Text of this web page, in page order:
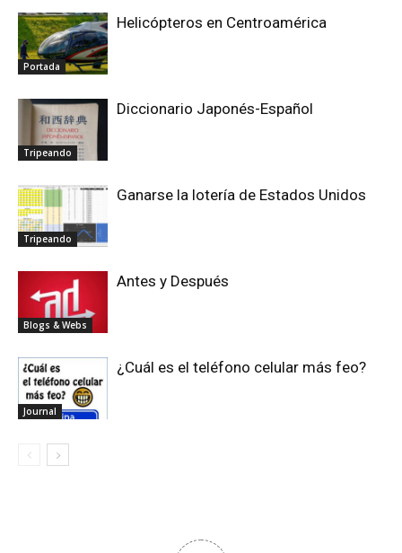
Portada
Helicópteros en Centroamérica
Tripeando
Diccionario Japonés-Español
Tripeando
Ganarse la lotería de Estados Unidos
Blogs & Webs
Antes y Después
Journal
¿Cuál es el teléfono celular más feo?